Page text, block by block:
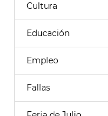
Cultura
Educación
Empleo
Fallas